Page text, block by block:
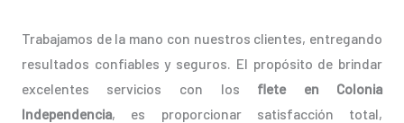
Trabajamos de la mano con nuestros clientes, entregando
resultados confiables y seguros. El propósito de brindar
excelentes servicios con los flete en Colonia
Independencia, es proporcionar satisfacción total,